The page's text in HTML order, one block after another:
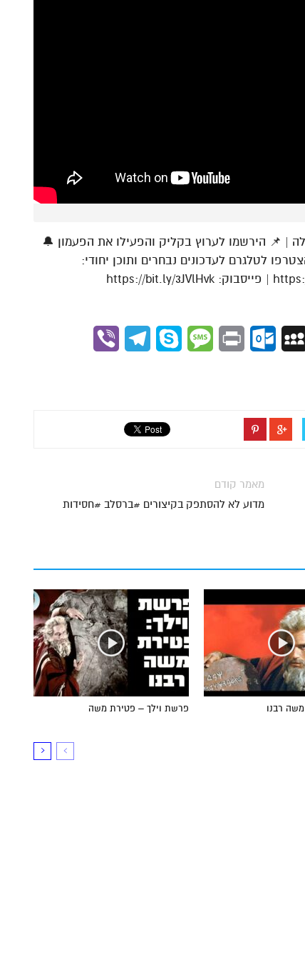
הירשמו לערוץ בקליק והפעילו את הפעמון 🔔
לטלגרם לעדכונים נבחרים ותוכן יחודי:
Gmail
MySpace
Outlook.com
Print
Message
Skype
Telegram
מאמר קודם
מדוע לא להסתפק בקיצורים #ברסלב #חסידות
פרשת וילך – פטירת משה רבנו